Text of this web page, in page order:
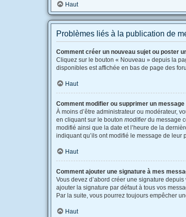
Haut
Problèmes liés à la publication de
Comment créer un nouveau sujet ou poster
Cliquez sur le bouton « Nouveau » depuis la
disponibles est affichée en bas de page des
Haut
Comment modifier ou supprimer un message
À moins d’être administrateur ou modérateur,
en cliquant sur le bouton modifierdu message
modifié ainsi que la date et l’heure de la
indiquant qu’ils ont modifié le message de leur
Haut
Comment ajouter une signature à mes
Vous devez d’abord créer une signature
ajouter la signature par défaut à tous vos
Par la suite, vous pourrez toujours empêcher
Haut